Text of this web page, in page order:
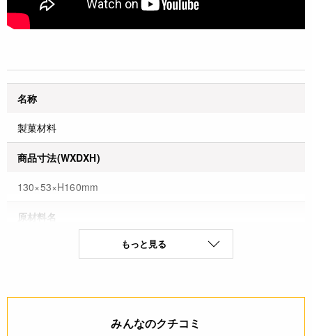
名称
製菓材料
商品寸法(WXDXH)
130×53×H160mm
原材料名
〔こしあん〕グラニュー糖(国内製造)、小豆(北海道産)、食塩
〔グラニュー糖〕原料糖
もっと見る
みんなのクチコミ